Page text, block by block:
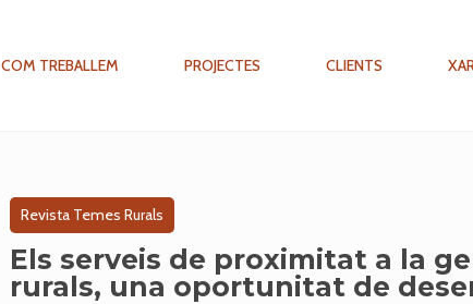
COM TREBALLEM PROJECTES CLIENTS
Revista Temes Rurals
Els serveis de proximitat a la
rurals, una oportunitat de